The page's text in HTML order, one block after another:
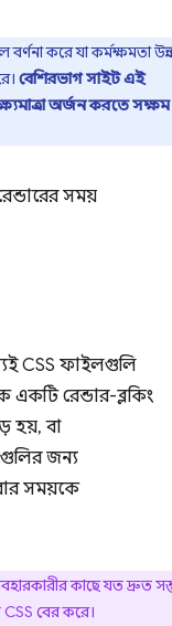
করে যা কর্মক্ষমতা
বেশিরভাগ সাইট এই
অর্জন করতে সক্ষম
সময়
CSS ফাইলগুলি
রেন্ডার-ব্লকিং
হয়, বা
জন্য
সময়কে
কাছে যত দ্রুত
বের করে।